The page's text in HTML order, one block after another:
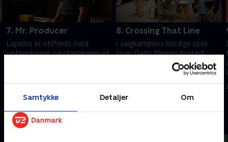
Samtykke Detaljer Om
7. Mr. Producer
Lapidus er utilfreds med
optagelserne og planlægger et
Pacinos job. Gambino betvivler
8. Crossing That Line
I valgkampens blodige spor
truer Gallo filmens budget,
mens Ruddy forsøger at
beskytte finansieringen. Evans'
ægteskab går i opløsning.
Andre så også